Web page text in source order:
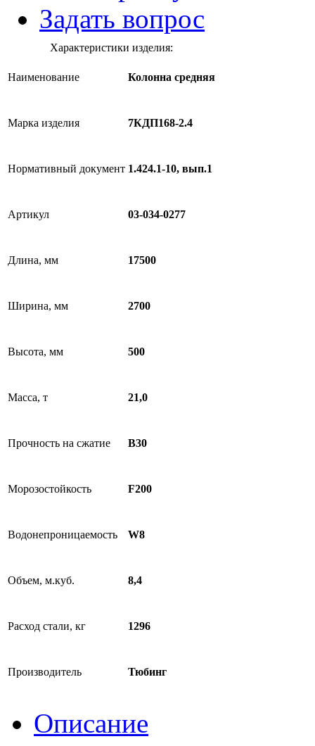
Задать вопрос
Характеристики изделия:
Наименование Колонна средняя
Марка изделия 7КДП168-2.4
Нормативный документ 1.424.1-10, вып.1
Артикул 03-034-0277
Длина, мм 17500
Ширина, мм 2700
Высота, мм 500
Масса, т 21,0
Прочность на сжатие B30
Морозостойкость F200
Водонепроницаемость W8
Объем, м.куб. 8,4
Расход стали, кг 1296
Производитель Тюбинг
Описание